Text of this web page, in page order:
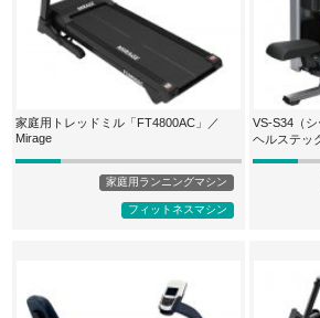
家庭用トレッドミル「FT4800AC」／
Mirage
家庭用ランニングマシン
フィットネスマシン
VS-S34（
ヘルステッ